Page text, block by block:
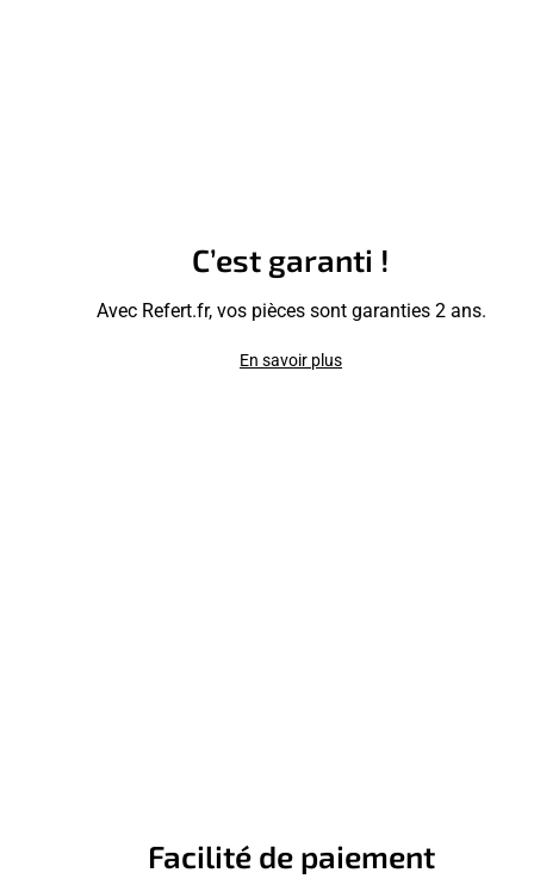
C’est garanti !
Avec Refert.fr, vos pièces sont garanties 2 ans.
En savoir plus
Facilité de paiement